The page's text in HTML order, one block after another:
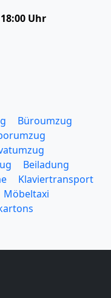
Uhr
Büroumzug
Beiladung
Klaviertransport
Möbeltaxi